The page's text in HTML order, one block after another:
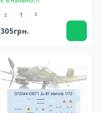
305грн.